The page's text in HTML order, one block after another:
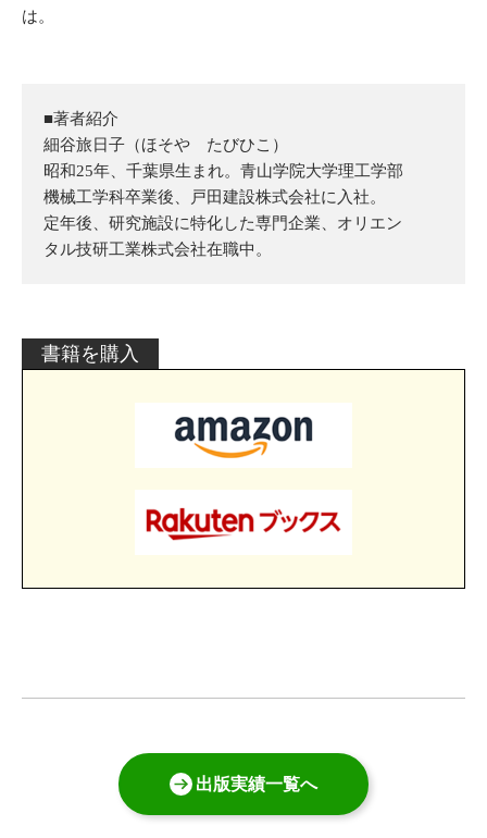
は。
■著者紹介
細谷旅日子（ほそや たびひこ）
昭和25年、千葉県生まれ。青山学院大学理工学部
機械工学科卒業後、戸田建設株式会社に入社。
定年後、研究施設に特化した専門企業、オリエン
タル技研工業株式会社在職中。
書籍を購入
出版実績一覧へ